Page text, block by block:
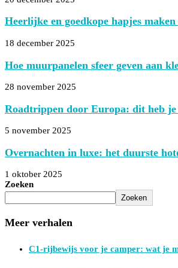
Heerlijke en goedkope hapjes
18 december 2025
Hoe muurpanelen sfeer geven aan
28 november 2025
Roadtrippen door Europa: dit heb
5 november 2025
Overnachten in luxe: het duurste
1 oktober 2025
Zoeken
Zoeken
Meer verhalen
C1-rijbewijs voor je camper: wat je